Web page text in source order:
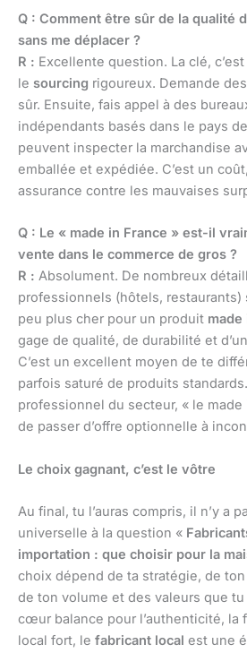
Q : Comment être sûr de la qualité
sans me déplacer ?
R : Excellente question. La clé, c’est
le sourcing rigoureux. Demande
sûr. Ensuite, fais appel à des
indépendants basés dans le pays
peuvent inspecter la marchandise
emballée et expédiée. C’est un
assurance contre les mauvaises
Q : Le « made in France » est-il
vente dans le commerce de gros ?
R : Absolument. De nombreux
professionnels (hôtels, restaurants)
peu plus cher pour un produit made
gage de qualité, de durabilité et
C’est un excellent moyen de te
parfois saturé de produits
professionnel du secteur, « le
de passer d’offre optionnelle à
Le choix gagnant, c’est le vôtre
Au final, tu l’auras compris, il n’y a
universelle à la question «
importation : que choisir pour la
choix dépend de ta stratégie, de
de ton volume et des valeurs que
cœur balance pour l’authenticité, la
local fort, le fabricant local est une